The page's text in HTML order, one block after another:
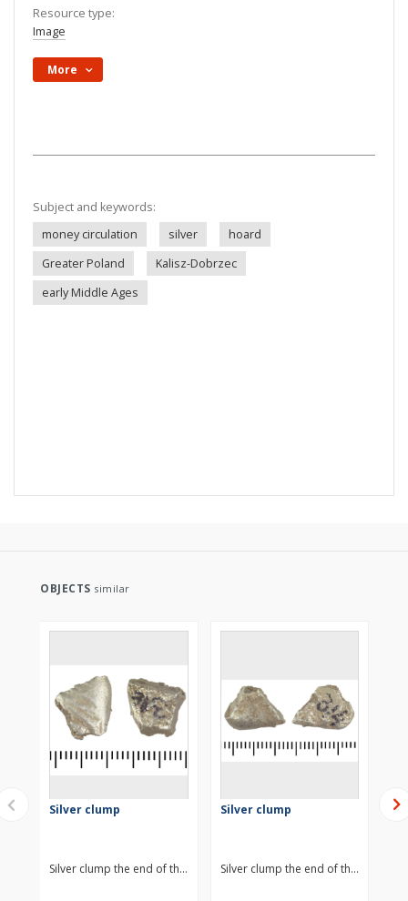
Resource type:
Image
More
Subject and keywords:
money circulation
silver
hoard
Greater Poland
Kalisz-Dobrzec
early Middle Ages
OBJECTS similar
Silver clump
Silver clump the end of the 11th century (?)
Silver clump
Silver clump the end of the 11th